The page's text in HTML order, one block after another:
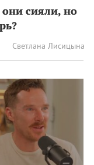
сияли, но
Светлана Лисицына